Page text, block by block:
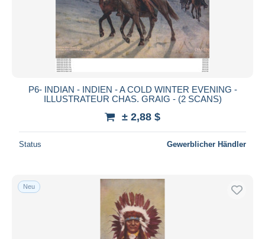
P6- INDIAN - INDIEN - A COLD WINTER EVENING -
ILLUSTRATEUR CHAS. GRAIG - (2 SCANS)
± 2,88 $
Status Gewerblicher Händler
Neu